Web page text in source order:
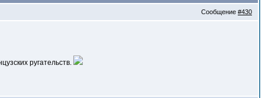
Сообщение #430
ругательств.